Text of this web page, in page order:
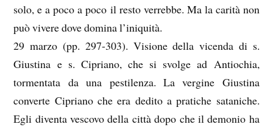
solo, e a poco a poco il resto verrebbe. Ma la carità non
può vivere dove domina l’iniquità.
29 marzo (pp. 297-303). Visione della vicenda di s.
Giustina e s. Cipriano, che si svolge ad Antiochia,
tormentata da una pestilenza. La vergine Giustina
converte Cipriano che era dedito a pratiche sataniche.
Egli diventa vescovo della città dopo che il demonio ha